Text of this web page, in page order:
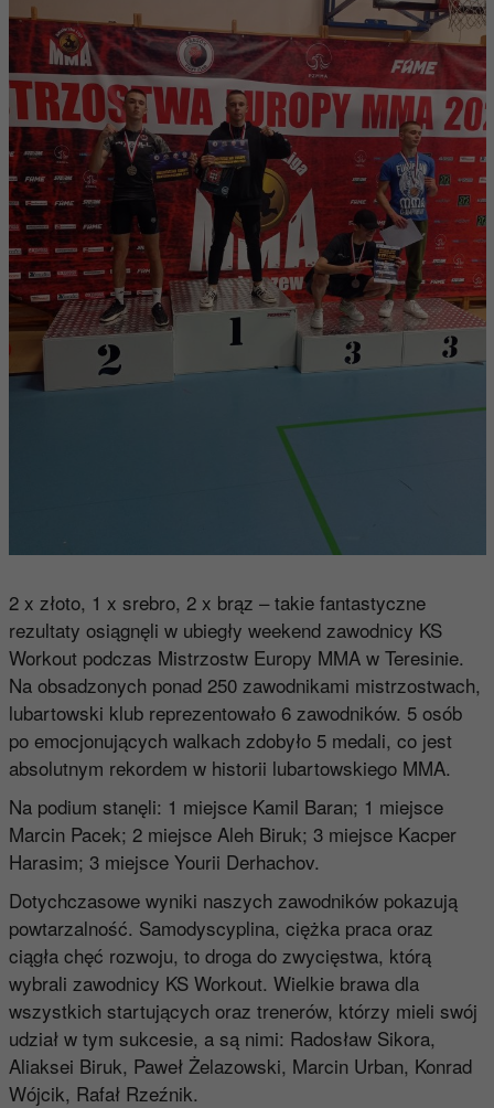
2 x złoto, 1 x srebro, 2 x brąz – takie fantastyczne
rezultaty osiągnęli w ubiegły weekend zawodnicy KS
Workout podczas Mistrzostw Europy MMA w Teresinie.
Na obsadzonych ponad 250 zawodnikami mistrzostwach,
lubartowski klub reprezentowało 6 zawodników. 5 osób
po emocjonujących walkach zdobyło 5 medali, co jest
absolutnym rekordem w historii lubartowskiego MMA.
Na podium stanęli: 1 miejsce Kamil Baran; 1 miejsce
Marcin Pacek; 2 miejsce Aleh Biruk; 3 miejsce Kacper
Harasim; 3 miejsce Yourii Derhachov.
Dotychczasowe wyniki naszych zawodników pokazują
powtarzalność. Samodyscyplina, ciężka praca oraz
ciągła chęć rozwoju, to droga do zwycięstwa, którą
wybrali zawodnicy KS Workout. Wielkie brawa dla
wszystkich startujących oraz trenerów, którzy mieli swój
udział w tym sukcesie, a są nimi: Radosław Sikora,
Aliaksei Biruk, Paweł Żelazowski, Marcin Urban, Konrad
Wójcik, Rafał Rzeźnik.